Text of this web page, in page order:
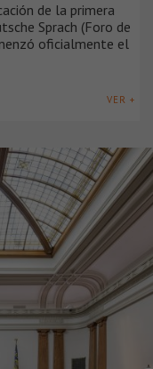
de la primera
Sprach (Foro de
oficialmente el
VER +